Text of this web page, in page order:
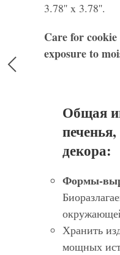
3.78'' x 3.78''.
Care for
exposure to
Общая
декора:
Формы-
Хранить
мощных